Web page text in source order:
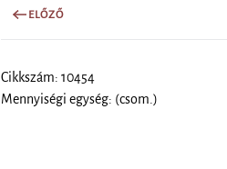
ELŐZŐ
Cikkszám: 10454
Mennyiségi egység: (csom.)